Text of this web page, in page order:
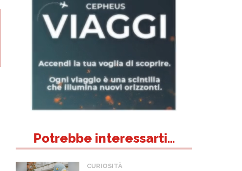
Potrebbe interessarti...
CURIOSITÀ